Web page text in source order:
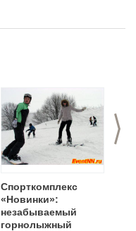
>
Спорткомплекс
«Новинки»:
незабываемый
горнолыжный